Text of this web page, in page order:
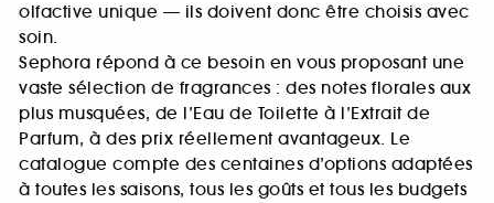
olfactive unique — ils doivent donc être choisis avec
soin.
Sephora répond à ce besoin en vous proposant une
vaste sélection de fragrances : des notes florales aux
plus musquées, de l’Eau de Toilette à l’Extrait de
Parfum, à des prix réellement avantageux. Le
catalogue compte des centaines d’options adaptées
à toutes les saisons, tous les goûts et tous les budgets